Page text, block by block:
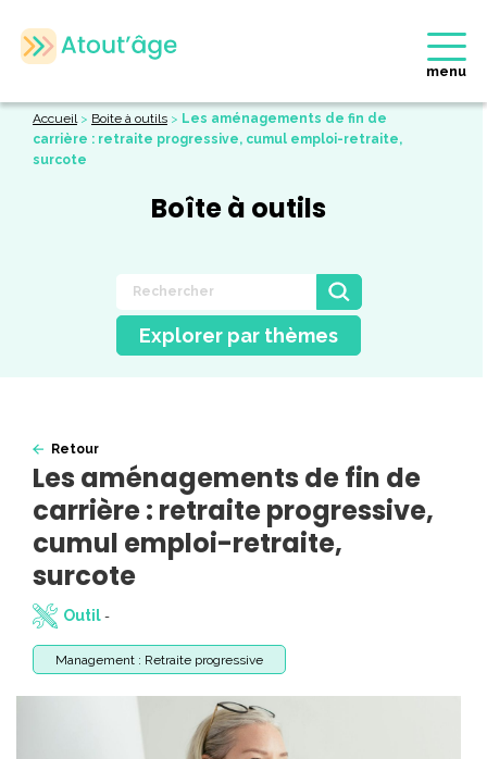
menu
Accueil> Boite à outils > Les aménagements de fin de
carrière : retraite progressive, cumul emploi-retraite,
surcote
Boîte à outils
Explorer par thèmes
Retour
Les aménagements de fin de
carrière : retraite progressive,
cumul emploi-retraite,
surcote
Outil -
Management : Retraite progressive